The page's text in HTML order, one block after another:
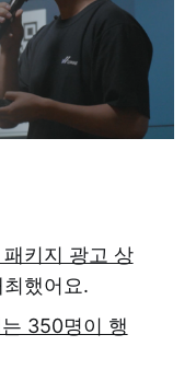
키지 광고 상
했어요.
350명이 행